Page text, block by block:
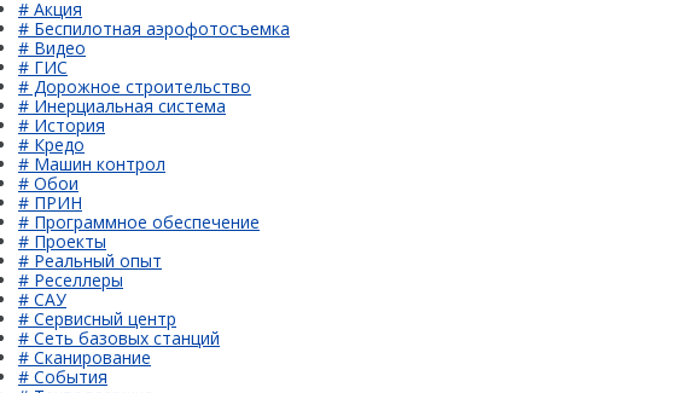
# Акция
# Беспилотная аэрофотосъемка
# Видео
# ГИС
# Дорожное строительство
# Инерциальная система
# История
# Кредо
# Машин контрол
# Обои
# ПРИН
# Программное обеспечение
# Проекты
# Реальный опыт
# Реселлеры
# САУ
# Сервисный центр
# Сеть базовых станций
# Сканирование
# События